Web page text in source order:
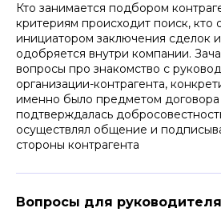
Кто занимается подбором
критериям происходит поиск, кто
инициатором заключения сделок
одобряется внутри компании.
вопросы про знакомство с
организации-контрагента,
именно было предметом договора
подтверждалась
осуществлял общение и
стороны контрагента
Вопросы для руководителя